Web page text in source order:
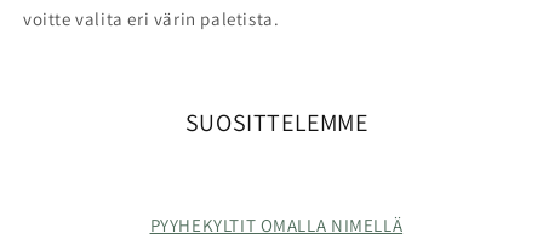
voitte valita eri värin paletista.
SUOSITTELEMME
PYYHEKYLTIT OMALLA NIMELLÄ